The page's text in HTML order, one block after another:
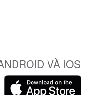
VÀ IOS